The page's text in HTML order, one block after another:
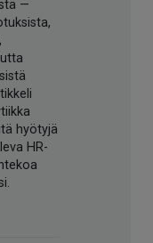
—
hyötyjä
HR-